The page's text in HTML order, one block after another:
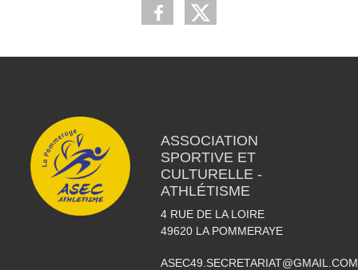
ASSOCIATION
SPORTIVE ET
CULTURELLE -
ATHLÉTISME
4 RUE DE LA LOIRE
49620 LA POMMERAYE
ASEC49.SECRETARIAT@GMAIL.COM